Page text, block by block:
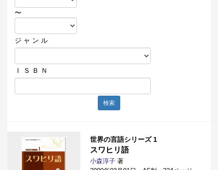
〜
ジ ャ ン ル
Ｉ Ｓ Ｂ Ｎ
検索
世界の言語シリーズ 1
スワヒリ語
小森淳子 著